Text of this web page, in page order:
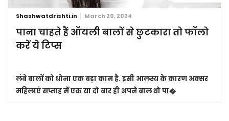
Shashwatdrishti.in March 20, 2024
पाना चाहते हैं ऑयली बालों से छुटकारा तो फॉलो
करें ये टिप्स
लंबे बालों को धोना एक बड़ा काम है. इसी आलस्य के कारण अक्सर
महिलाएं सप्ताह में एक या दो बार ही अपने बाल धो पा�